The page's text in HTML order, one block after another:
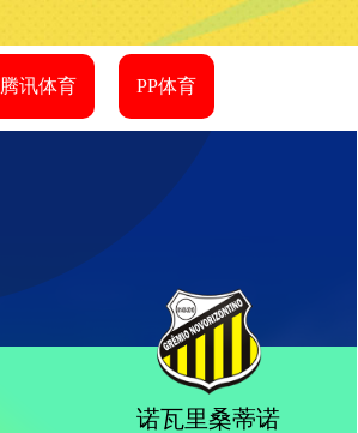
腾讯体育 PP体育
诺瓦里桑蒂诺